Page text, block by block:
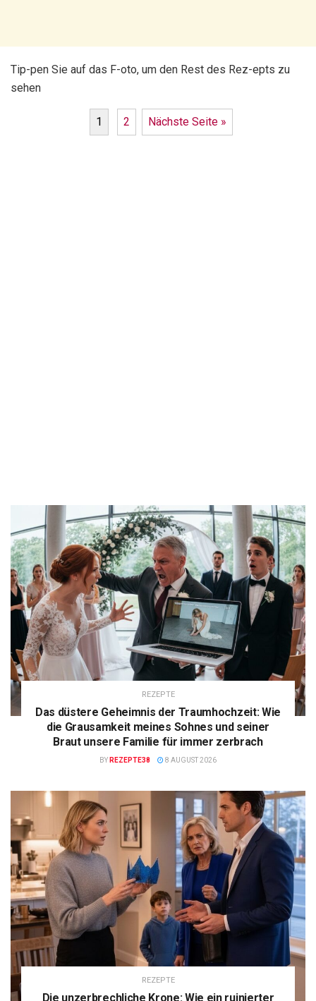
Tip-pen Sie auf das F-oto, um den Rest des Rez-epts zu
sehen
1 2 Nächste Seite »
REZEPTE
Das düstere Geheimnis der Traumhochzeit: Wie
die Grausamkeit meines Sohnes und seiner
Braut unsere Familie für immer zerbrach
BY REZEPTE38 8 AUGUST 2026
REZEPTE
Die unzerbrechliche Krone: Wie ein ruinierter